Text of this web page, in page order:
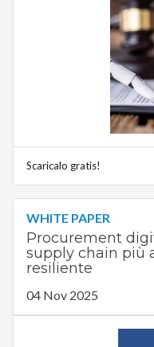
Scaricalo gratis!
WHITE PAPER
Procurement
supply chain più
resiliente
04 Nov 2025